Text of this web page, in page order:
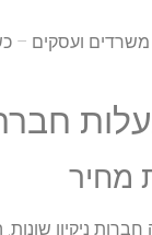
ועסקים –
חברת
מחיר